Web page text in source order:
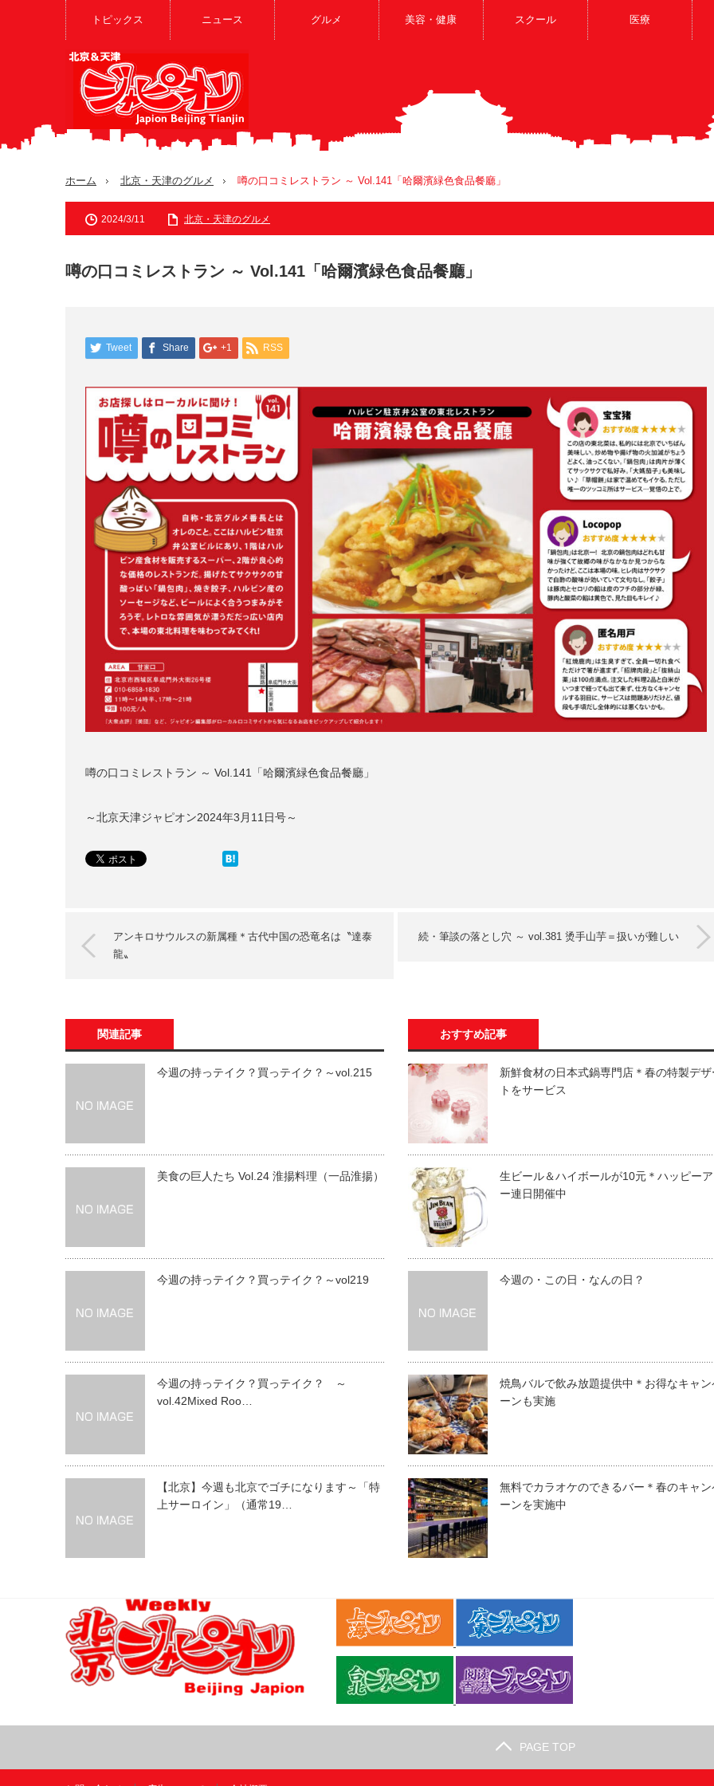
トピックス ニュース グルメ 美容・健康 スクール 医療
ホーム 北京・天津のグルメ 噂の口コミレストラン ～ Vol.141「哈爾濱緑色食品餐廳」
2024/3/11 北京・天津のグルメ
噂の口コミレストラン ～ Vol.141「哈爾濱緑色食品餐廳」
Tweet Share +1 RSS
噂の口コミレストラン ～ Vol.141「哈爾濱緑色食品餐廳」
～北京天津ジャピオン2024年3月11日号～
アンキロサウルスの新属種＊古代中国の恐竜名は〝達泰
龍〟
続・筆談の落とし穴 ～ vol.381 烫手山芋＝扱いが難しい
関連記事
今週の持っテイク？買っテイク？～vol.215
美食の巨人たち Vol.24 淮揚料理（一品淮揚）
今週の持っテイク？買っテイク？～vol219
今週の持っテイク？買っテイク？ ～
vol.42Mixed Roo…
【北京】今週も北京でゴチになります～「特
上サーロイン」（通常19…
おすすめ記事
新鮮食材の日本式鍋専門店＊春の特製デザ
トをサービス
生ビール＆ハイボールが10元＊ハッピーア
ー連日開催中
今週の・この日・なんの日？
焼鳥バルで飲み放題提供中＊お得なキャン
ーンも実施
無料でカラオケのできるバー＊春のキャン
ーンを実施中
PAGE TOP